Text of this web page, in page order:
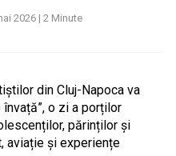
2026 | 2 Minute
din Cluj-Napoca va
o zi a porților
părinților și
aviație și experiențe